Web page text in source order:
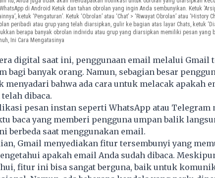
di Android Ketuk dan tahan obrolan yang ingin Anda sembunyikan. Ketuk
ketuk ‘Pengaturan’. Ketuk ‘Obrolan’ atau ‘Chat’ > ‘Riwayat Obrolan’ atau
peribadi atau grup yang telah diarsipkan, gulir ke bagian atas layar Chats, ketuk
berapa banyak obrolan individu atau grup yang diarsipkan memiliki pesan
Ini Cara Mengatasinya
era digital saat ini, penggunaan email melalui Gmail
bagi banyak orang. Namun, sebagian besar
bahwa ada cara untuk melacak apakah
dibaca.
pesan instan seperti WhatsApp atau Telegram
baca yang memberi pengguna umpan balik
berbeda saat menggunakan email.
Gmail menyediakan fitur tersembunyi yang
apakah email Anda sudah dibaca.
fitur ini bisa sangat berguna, baik untuk